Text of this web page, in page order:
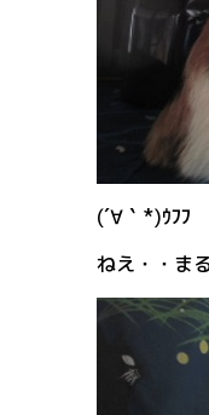
(´∀｀*)ｳﾌﾌ
ねえ・・ま